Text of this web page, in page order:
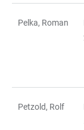
Pelka, Roman
Petzold, Rolf